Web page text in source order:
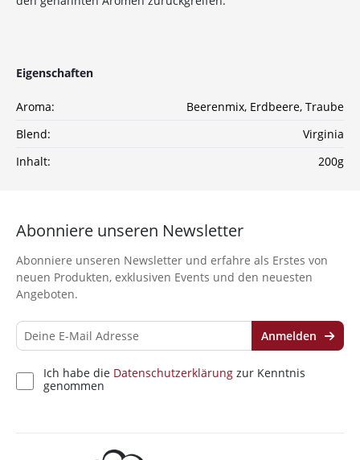
Eigenschaften
Aroma: Beerenmix, Erdbeere, Traube
Blend:
Virginia
Inhalt:
200g
Sichere dir jetzt 10% Rabatt* auf deine Bestellung
Entdecke eine große Auswahl an hochwertigen
was du für das perfekte Shisha-Erlebnis brauchst!
Ich habe dieDatenschutzerklärung
Abonniere unseren Newsletter
Abonniere unseren Newsletter und erfahre als Erstes von
neuen Produkten, exklusiven Events und den neuesten
Angeboten.
Ich habe die Datenschutzerklärung zur Kenntnis
genommen
Anmelden